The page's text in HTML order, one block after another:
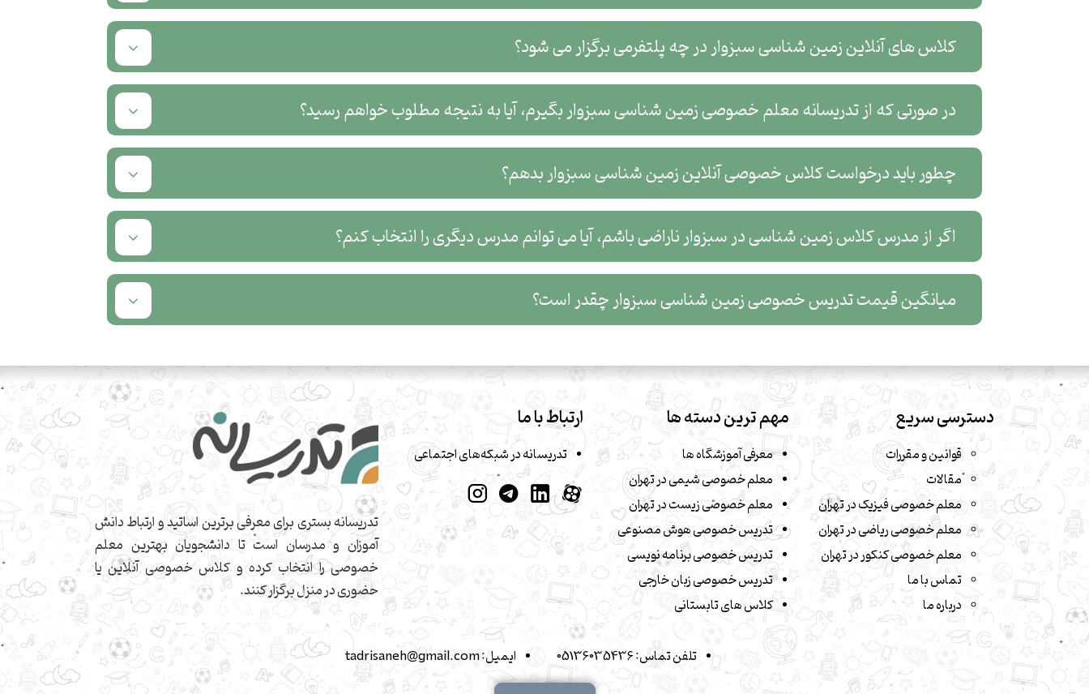
کلاس های آنلاین زمین شناسی سبزوار در چه پلتفرمی برگزار می شود؟
در صورتی که از تدریسانه معلم خصوصی زمین شناسی سبزوار بگیرم، آیا به نتیجه مطلوب خواهم رسید؟
چطور باید درخواست کلاس خصوصی آنلاین زمین شناسی سبزوار بدهم؟
اگر از مدرس کلاس زمین شناسی در سبزوار ناراضی باشم، آیا می توانم مدرس دیگری را انتخاب کنم؟
میانگین قیمت تدریس خصوصی زمین شناسی سبزوار چقدر است؟
دسترسی سریع
قوانین و مقررات
مقالات
معلم خصوصی فیزیک در تهران
معلم خصوصی ریاضی در تهران
معلم خصوصی کنکور در تهران
تماس با ما
درباره ما
مهم ترین دسته ها
معرفی آموزشگاه ها
معلم خصوصی شیمی در تهران
معلم خصوصی زیست در تهران
تدریس خصوصی هوش مصنوعی
تدریس خصوصی برنامه نویسی
تدریس خصوصی زبان خارجی
کلاس های تابستانی
ارتباط با ما
تدریسانه در شبکه‌های اجتماعی
تدریسانه بستری برای معرفی برترین اساتید و ارتباط دانش
آموزان و مدرسان است تا دانشجویان بهترین معلم
خصوصی را انتخاب کرده و کلاس خصوصی آنلاین یا
حضوری در منزل برگزار کنند.
تلفن تماس:05136035436 ایمیل:tadrisaneh@gmail.com